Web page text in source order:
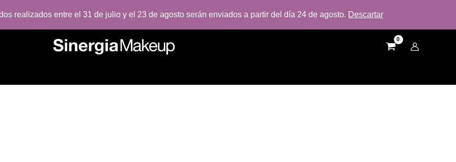
realizados entre el 31 de julio y el 23 de agosto serán enviados a partir del día 24 de agosto. Descartar